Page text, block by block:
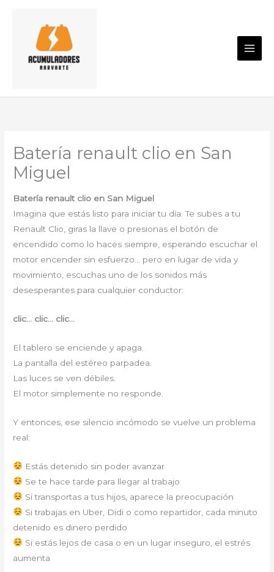
contenido
Batería renault clio en San
Miguel
Batería renault clio en San Miguel
Imagina que estás listo para iniciar tu día. Te subes a tu
Renault Clio, giras la llave o presionas el botón de
encendido como lo haces siempre, esperando escuchar el
motor encender sin esfuerzo… pero en lugar de vida y
movimiento, escuchas uno de los sonidos más
desesperantes para cualquier conductor:
clic… clic… clic…
El tablero se enciende y apaga.
La pantalla del estéreo parpadea.
Las luces se ven débiles.
El motor simplemente no responde.
Y entonces, ese silencio incómodo se vuelve un problema
real:
Estás detenido sin poder avanzar
Se te hace tarde para llegar al trabajo
Si transportas a tus hijos, aparece la preocupación
Si trabajas en Uber, Didi o como repartidor, cada minuto
detenido es dinero perdido
Si estás lejos de casa o en un lugar inseguro, el estrés
aumenta